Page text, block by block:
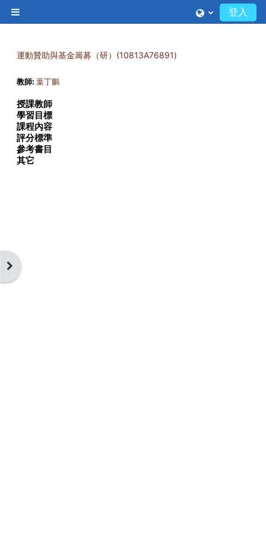
側板
登入
開啟區塊
運動贊助與基金籌募（研）(10813A76891)
教師: 葉丁鵬
授課教師
學習目標
課程內容
評分標準
參考書目
其它